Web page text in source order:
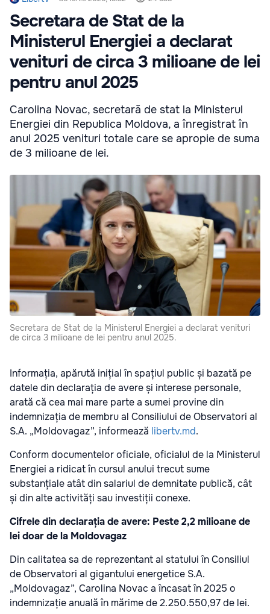
Secretara de Stat de la
Ministerul Energiei a declarat
venituri de circa 3 milioane de lei
pentru anul 2025
Carolina Novac, secretară de stat la Ministerul
Energiei din Republica Moldova, a înregistrat în
anul 2025 venituri totale care se apropie de suma
de 3 milioane de lei.
Secretara de Stat de la Ministerul Energiei a declarat venituri
de circa 3 milioane de lei pentru anul 2025.
Informația, apărută inițial în spațiul public și bazată pe
datele din declarația de avere și interese personale,
arată că cea mai mare parte a sumei provine din
indemnizația de membru al Consiliului de Observatori al
S.A. „Moldovagaz”, informează libertv.md.
Conform documentelor oficiale, oficialul de la Ministerul
Energiei a ridicat în cursul anului trecut sume
substanțiale atât din salariul de demnitate publică, cât
și din alte activități sau investiții conexe.
Cifrele din declarația de avere: Peste 2,2 milioane de
lei doar de la Moldovagaz
Din calitatea sa de reprezentant al statului în Consiliul
de Observatori al gigantului energetice S.A.
„Moldovagaz”, Carolina Novac a încasat în 2025 o
indemnizație anuală în mărime de 2.250.550,97 de lei.